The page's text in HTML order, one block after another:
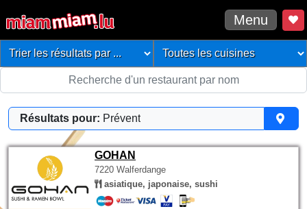
Menu
Résultats pour: Prévent
GOHAN
7220 Walferdange
asiatique, japonaise, sushi